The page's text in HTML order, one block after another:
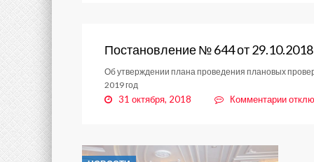
от
Постановление № 644 от 29.10.2018
Об утверждении плана проведения плановых
2019 год
31 октября, 2018 Комментариик